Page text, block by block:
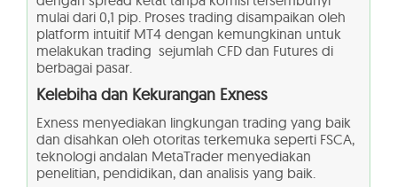
mulai dari 0,1 pip. Proses trading disampaikan oleh
platform intuitif MT4 dengan kemungkinan untuk
melakukan trading sejumlah CFD dan Futures di
berbagai pasar.
Kelebiha dan Kekurangan Exness
Exness menyediakan lingkungan trading yang baik
dan disahkan oleh otoritas terkemuka seperti FSCA,
teknologi andalan MetaTrader menyediakan
penelitian, pendidikan, dan analisis yang baik.